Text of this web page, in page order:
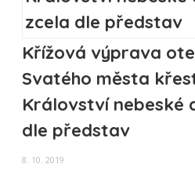
Křížová výprava
Svatého města
Království nebeské
dle představ
8. 10. 2019